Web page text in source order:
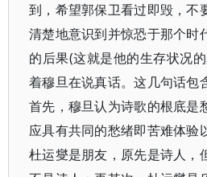
到，希望郭保卫看过即毁，不
清楚地意识到并惊恐于那个时
的后果(这就是他的生存状况
着穆旦在说真话。这几句话包
首先，穆旦认为诗歌的根底是
应具有共同的愁绪即苦难体验
杜运燮是朋友，原先是诗人，